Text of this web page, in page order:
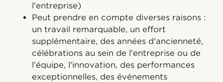
l'entreprise)
Peut prendre en compte diverses raisons :
un travail remarquable, un effort
supplémentaire, des années d'ancienneté,
célébrations au sein de l'entreprise ou de
l'équipe, l'innovation, des performances
exceptionnelles, des événements